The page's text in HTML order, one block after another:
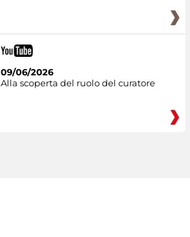
09/06/2026
Alla scoperta del ruolo del curatore